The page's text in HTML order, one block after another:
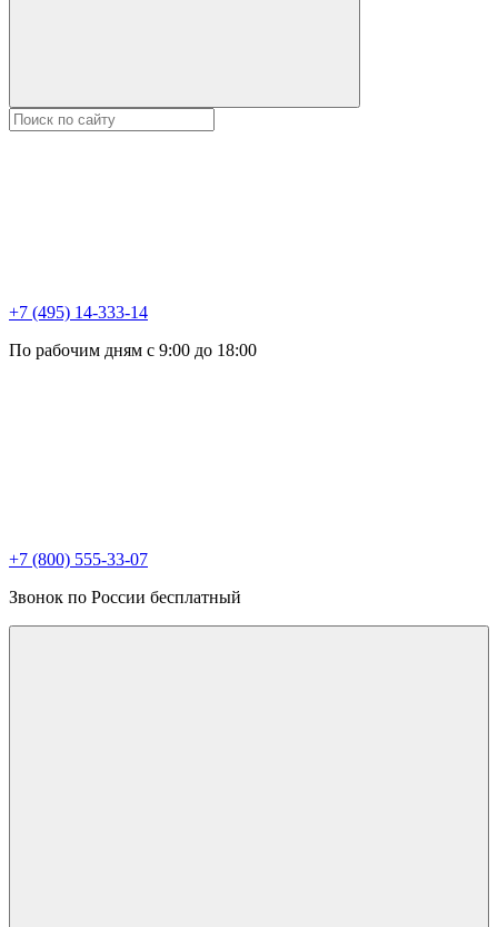
+7 (495) 14-333-14
По рабочим дням с 9:00 до 18:00
+7 (800) 555-33-07
Звонок по России бесплатный